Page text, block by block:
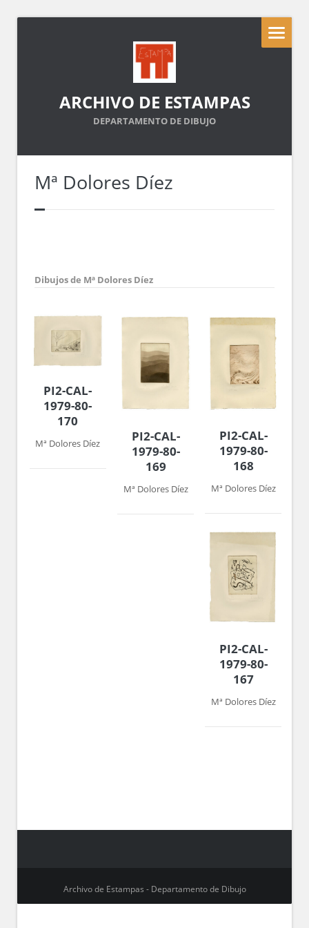
ARCHIVO DE ESTAMPAS
DEPARTAMENTO DE DIBUJO
Mª Dolores Díez
Dibujos de Mª Dolores Díez
PI2-CAL-
1979-80-
170
Mª Dolores Díez
PI2-CAL-
1979-80-
169
Mª Dolores Díez
PI2-CAL-
1979-80-
168
Mª Dolores Díez
PI2-CAL-
1979-80-
167
Mª Dolores Díez
Archivo de Estampas - Departamento de Dibujo